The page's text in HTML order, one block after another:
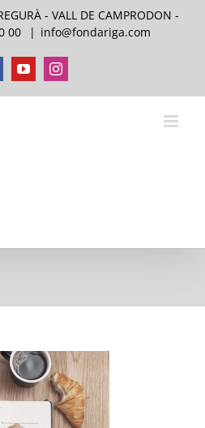
- VALL DE CAMPRODON -
00
| info@fondariga.com
YouTubeInstagram